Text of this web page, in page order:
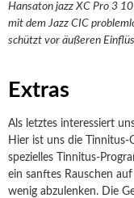
Hansaton jazz XC Pro 3
mit dem Jazz CIC
schützt vor äußeren
Extras
Als letztes interessiert
Hier ist uns die Tinnitus-
spezielles Tinnitus-
ein sanftes Rauschen
wenig abzulenken. Die